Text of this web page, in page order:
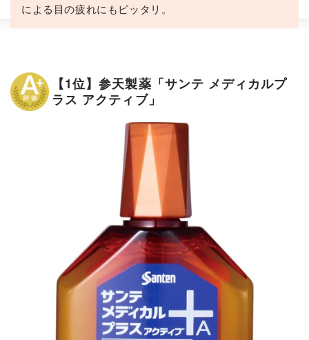
による目の疲れにもピッタリ。
【1位】参天製薬「サンテ メディカルプ
ラス アクティブ」